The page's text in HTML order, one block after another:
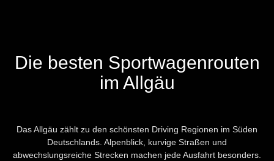
Die besten Sportwagenrouten
im Allgäu
Das Allgäu zählt zu den schönsten Driving Regionen im Süden
Deutschlands. Alpenblick, kurvige Straßen und
abwechslungsreiche Strecken machen jede Ausfahrt besonders.